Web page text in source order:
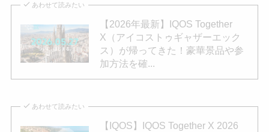
あわせて読みたい
【2026年最新】IQOS Together
X（アイコストゥギャザーエック
ス）が帰ってきた！豪華景品や参
加方法を確...
あわせて読みたい
【IQOS】IQOS Together X 2026